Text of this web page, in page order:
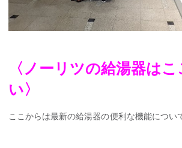
〈ノーリツの給湯器は
い〉
ここからは最新の給湯器の便利な機能につい